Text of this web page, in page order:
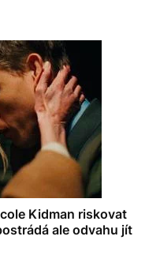
Kidman riskovat
ale odvahu jít